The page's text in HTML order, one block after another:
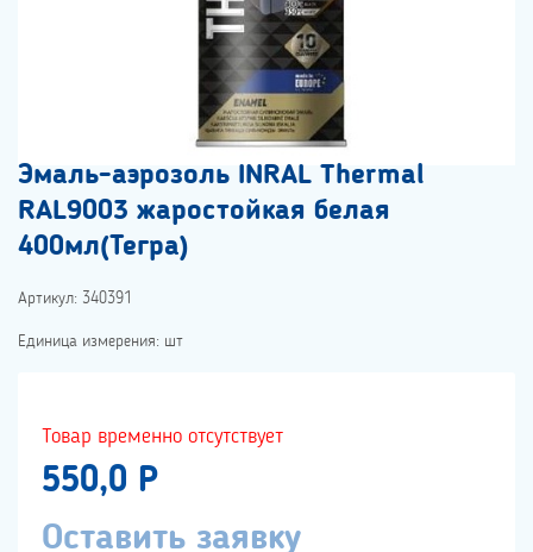
Эмаль-аэрозоль INRAL Thermal
RAL9003 жаростойкая белая
400мл(Тегра)
Артикул: 340391
Единица измерения: шт
Товар временно отсутствует
550,0 P
Оставить заявку